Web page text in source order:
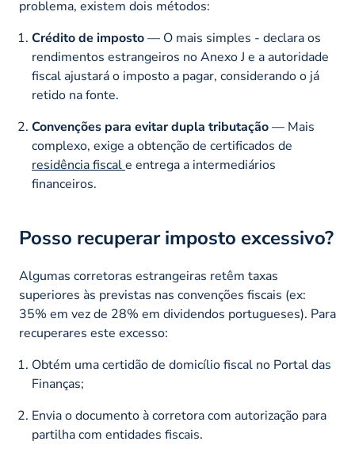
problema, existem dois métodos:
Crédito de imposto— O mais simples - declara os
rendimentos estrangeiros no Anexo J e a autoridade
fiscal ajustará o imposto a pagar, considerando o já
retido na fonte.
Convenções para evitar dupla tributação— Mais
complexo, exige a obtenção de certificados de
residência fiscale entrega a intermediários
financeiros.
Posso recuperar imposto excessivo?
Algumas corretoras estrangeiras retêm taxas
superiores às previstas nas convenções fiscais (ex:
35% em vez de 28% em dividendos portugueses). Para
recuperares este excesso:
Obtém uma certidão de domicílio fiscal no Portal das
Finanças;
Envia o documento à corretora com autorização para
partilha com entidades fiscais.